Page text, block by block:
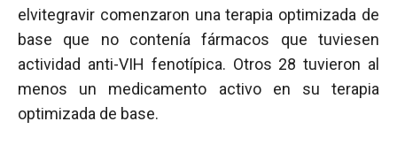
elvitegravir comenzaron una terapia optimizada de
base que no contenía fármacos que tuviesen
actividad anti-VIH fenotípica. Otros 28 tuvieron al
menos un medicamento activo en su terapia
optimizada de base.